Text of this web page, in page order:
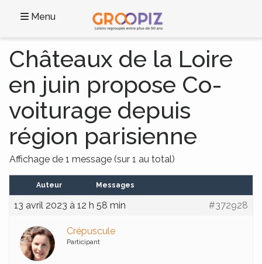
Menu
Châteaux de la Loire
en juin propose Co-
voiturage depuis
région parisienne
Affichage de 1 message (sur 1 au total)
Auteur Messages
13 avril 2023 à 12 h 58 min #372928
Crépuscule
Participant